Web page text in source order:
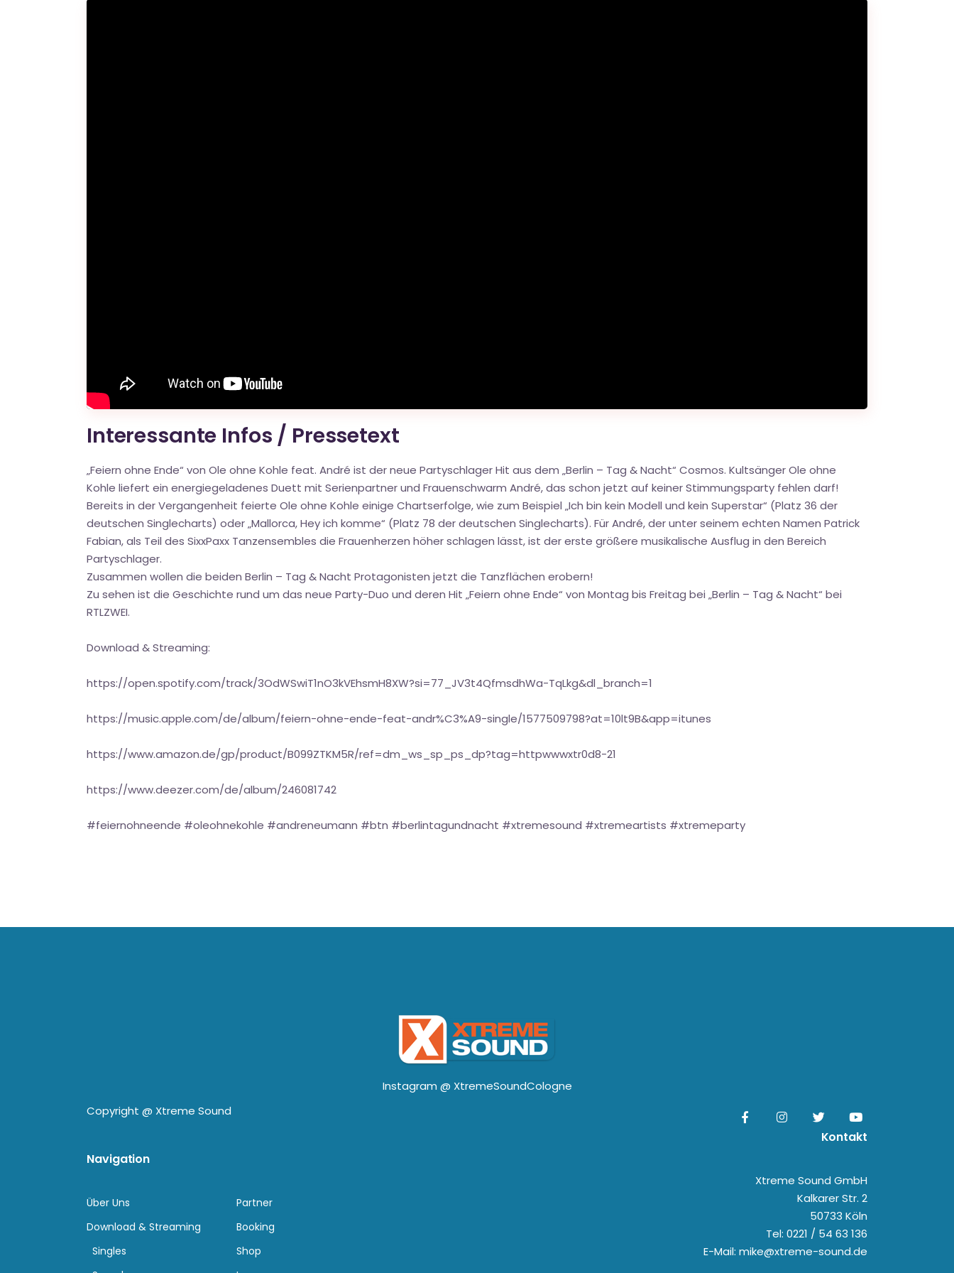
Interessante Infos / Pressetext
„Feiern ohne Ende“ von Ole ohne Kohle feat. André ist der neue Partyschlager Hit aus dem „Berlin – Tag & Nacht“ Cosmos. Kultsänger Ole ohne
Kohle liefert ein energiegeladenes Duett mit Serienpartner und Frauenschwarm André, das schon jetzt auf keiner Stimmungsparty fehlen darf!
Bereits in der Vergangenheit feierte Ole ohne Kohle einige Chartserfolge, wie zum Beispiel „Ich bin kein Modell und kein Superstar“ (Platz 36 der
deutschen Singlecharts) oder „Mallorca, Hey ich komme“ (Platz 78 der deutschen Singlecharts). Für André, der unter seinem echten Namen Patrick
Fabian, als Teil des SixxPaxx Tanzensembles die Frauenherzen höher schlagen lässt, ist der erste größere musikalische Ausflug in den Bereich
Partyschlager.
Zusammen wollen die beiden Berlin – Tag & Nacht Protagonisten jetzt die Tanzflächen erobern!
Zu sehen ist die Geschichte rund um das neue Party-Duo und deren Hit „Feiern ohne Ende“ von Montag bis Freitag bei „Berlin – Tag & Nacht“ bei
RTLZWEI.
Download & Streaming:
https://open.spotify.com/track/3OdWSwiT1nO3kVEhsmH8XW?si=77_JV3t4QfmsdhWa-TqLkg&dl_branch=1
https://music.apple.com/de/album/feiern-ohne-ende-feat-andr%C3%A9-single/1577509798?at=10lt9B&app=itunes
https://www.amazon.de/gp/product/B099ZTKM5R/ref=dm_ws_sp_ps_dp?tag=httpwwwxtr0d8-21
https://www.deezer.com/de/album/246081742
#feiernohneende #oleohnekohle #andreneumann #btn #berlintagundnacht #xtremesound #xtremeartists #xtremeparty
Instagram @ XtremeSoundCologne
Copyright @ Xtreme Sound
Navigation
Über Uns
Download & Streaming
Singles
Partner
Booking
Shop
Kontakt
Xtreme Sound GmbH
Kalkarer Str. 2
50733 Köln
Tel: 0221 / 54 63 136
E-Mail: mike@xtreme-sound.de